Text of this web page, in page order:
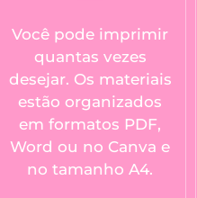
Você pode imprimir
quantas vezes
desejar. Os materiais
estão organizados
em formatos PDF,
Word ou no Canva e
no tamanho A4.